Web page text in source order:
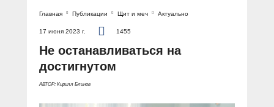
Главная Публикации Щит и меч Актуально
17 июня 2023 г. 1455
Не останавливаться на
достигнутом
АВТОР: Кирилл Блинов